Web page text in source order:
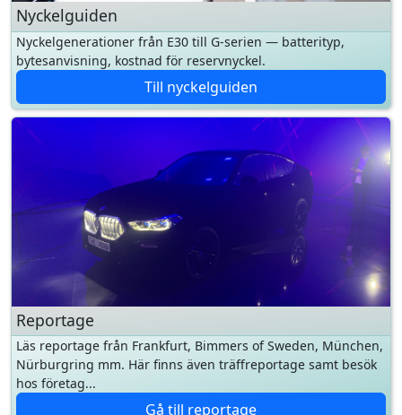
Reportage
Läs reportage från Frankfurt, Bimmers of Sweden, München,
Nürburgring mm. Här finns även träffreportage samt besök
hos företag...
Gå till reportage